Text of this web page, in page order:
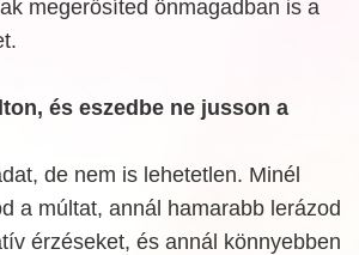
megerősíted önmagadban is a
és eszedbe ne jusson a
de nem is lehetetlen. Minél
a múltat, annál hamarabb lerázod
érzéseket, és annál könnyebben